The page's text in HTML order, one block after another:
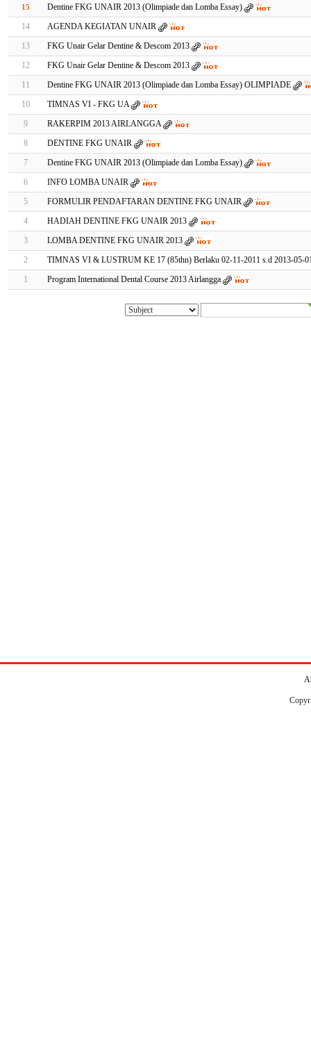
15
Dentine FKG UNAIR 2013 (Olimpiade dan Lomba Essay)
14
AGENDA KEGIATAN UNAIR
13
FKG Unair Gelar Dentine & Descom 2013
12
FKG Unair Gelar Dentine & Descom 2013
11
Dentine FKG UNAIR 2013 (Olimpiade dan Lomba Essay) OLIMPIADE
10
TIMNAS VI - FKG UA
9
RAKERPIM 2013 AIRLANGGA
8
DENTINE FKG UNAIR
7
Dentine FKG UNAIR 2013 (Olimpiade dan Lomba Essay)
6
INFO LOMBA UNAIR
5
FORMULIR PENDAFTARAN DENTINE FKG UNAIR
4
HADIAH DENTINE FKG UNAIR 2013
3
LOMBA DENTINE FKG UNAIR 2013
2
TIMNAS VI & LUSTRUM KE 17 (85thn) Berlaku 02-11-2011 s.d 2013-05-
1
Program International Dental Course 2013 Airlangga